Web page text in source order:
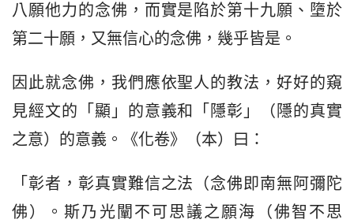
八願他力的念佛，而實是陷於第十九願、墮於
第二十願，又無信心的念佛，幾乎皆是。
因此就念佛，我們應依聖人的教法，好好的窺
見經文的「顯」的意義和「隱彰」（隱的真實
之意）的意義。《化卷》（本）曰：
「彰者，彰真實難信之法（念佛即南無阿彌陀
佛）。斯乃光闡不可思議之願海（佛智不思